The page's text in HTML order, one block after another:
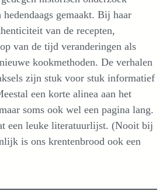
hedendaags gemaakt. Bij haar
van de recepten,
van de tijd veranderingen als
kookmethoden. De verhalen
zijn stuk voor stuk informatief
een korte alinea aan het
soms ook wel een pagina lang.
een leuke literatuurlijst. (Nooit bij
is ons krentenbrood ook een